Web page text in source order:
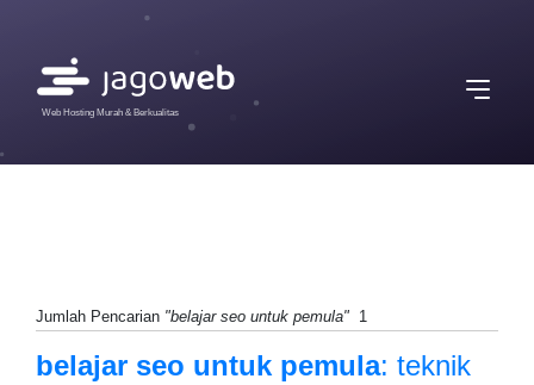
Web Hosting Murah & Berkualitas
Jumlah Pencarian "belajar seo untuk pemula" 1
belajar seo untuk pemula: teknik